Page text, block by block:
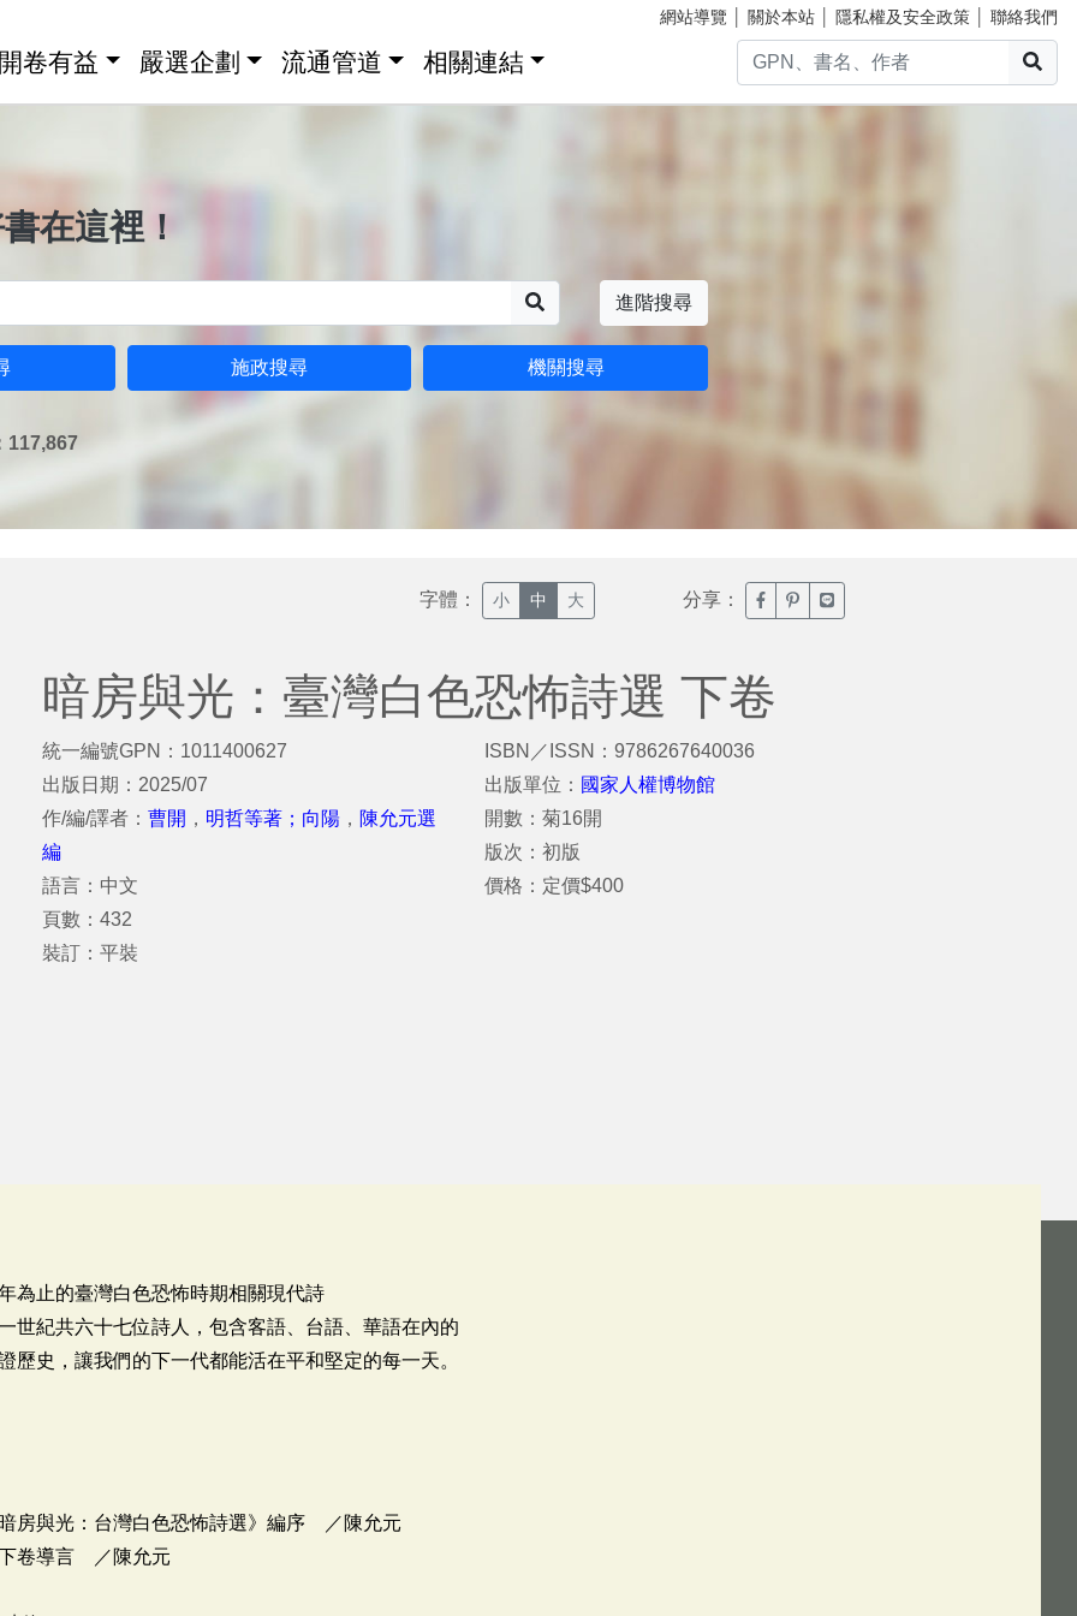
網站導覽 關於本站 隱私權及安全政策 聯絡我們
卷有益 嚴選企劃 流通管道 相關連結
在這裡！
進階搜尋
施政搜尋 機關搜尋
117,867
字體： 小 中 大 分享： 臉書分享(另開新視窗)
噗浪分享(另開新視窗)
Line分享(另開新視窗)
暗房與光：臺灣白色恐怖詩選 下卷
統一編號GPN：1011400627
出版日期：2025/07
作/編/譯者： 曹開 ， 明哲等著；向陽 ， 陳允元選
編
語言：中文
頁數：432
裝訂：平裝
ISBN／ISSN：9786267640036
出版單位： 國家人權博物館
開數：菊16開
版次：初版
價格：定價$400
為止的臺灣白色恐怖時期相關現代詩
世紀共六十七位詩人，包含客語、台語、華語在內的
歷史，讓我們的下一代都能活在平和堅定的每一天。
房與光：台灣白色恐怖詩選》編序 ／陳允元
卷導言 ／陳允元